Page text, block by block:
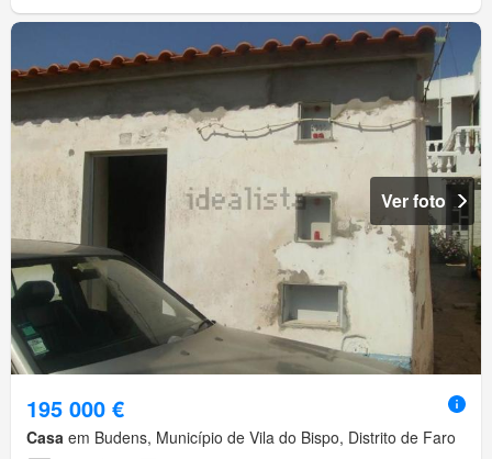
Ver foto
195 000 €
Casa em Budens, Município de Vila do Bispo, Distrito de Faro